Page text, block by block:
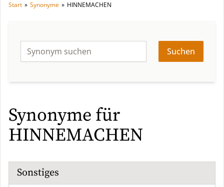
Start » Synonyme » HINNEMACHEN
Suchen
Synonyme für
HINNEMACHEN
Sonstiges